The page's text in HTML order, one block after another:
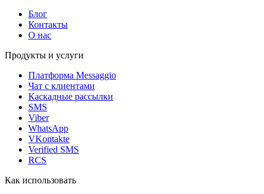
Блог
Контакты
О нас
Продукты и услуги
Платформа Messaggio
Чат с клиентами
Каскадные рассылки
SMS
Viber
WhatsApp
VKontakte
Verified SMS
RCS
Как использовать